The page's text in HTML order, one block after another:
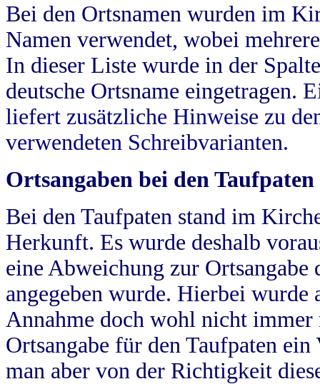
Bei den Ortsnamen wurden im
Namen verwendet, wobei
In dieser Liste wurde in der
deutsche Ortsname eingetragen.
liefert zusätzliche Hinweise zu
verwendeten Schreibvarianten.
Ortsangaben bei den Taufpaten
Bei den Taufpaten stand im
Herkunft. Es wurde deshalb
eine Abweichung zur
angegeben wurde. Hierbei wurde
Annahme doch wohl nicht
Ortsangabe für den Taufpaten
man aber von der Richtigkeit